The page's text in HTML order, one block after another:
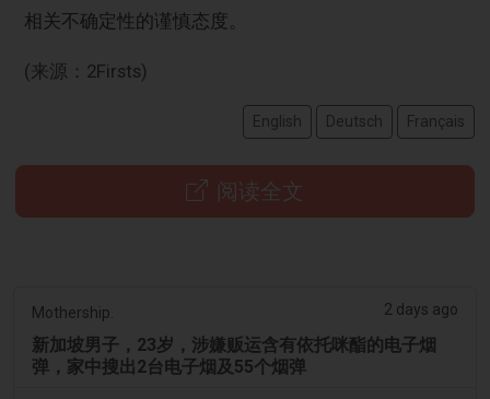
相关不确定性的谨慎态度。
(来源：2Firsts)
English Deutsch Français
阅读全文
Mothership. 2 days ago
新加坡男子，23岁，涉嫌贩运含有依托咪酯的电子烟
弹，家中搜出2台电子烟及55个烟弹